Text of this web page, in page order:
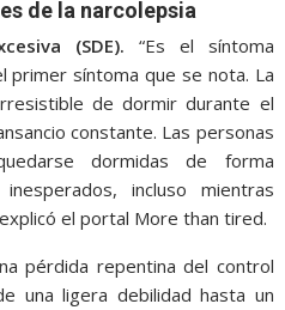
de la narcolepsia
(SDE). “Es el síntoma
primer síntoma que se nota. La
de dormir durante el
constante. Las personas
dormidas de forma
incluso mientras
el portal More than tired.
pérdida repentina del control
una ligera debilidad hasta un